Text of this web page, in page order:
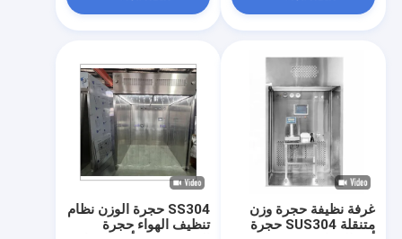
SS304 حجرة الوزن نظام
تنظيف الهواء حجرة
غرفة نظيفة حجرة وزن
متنقلة SUS304 حجرة